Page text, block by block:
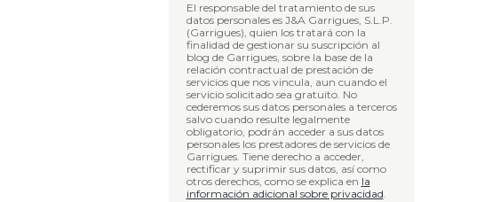
El responsable del tratamiento de sus
datos personales es J&A Garrigues, S.L.P.
(Garrigues), quien los tratará con la
finalidad de gestionar su suscripción al
blog de Garrigues, sobre la base de la
relación contractual de prestación de
servicios que nos vincula, aun cuando el
servicio solicitado sea gratuito. No
cederemos sus datos personales a terceros
salvo cuando resulte legalmente
obligatorio, podrán acceder a sus datos
personales los prestadores de servicios de
Garrigues. Tiene derecho a acceder,
rectificar y suprimir sus datos, así como
otros derechos, como se explica en la
información adicional sobre privacidad.